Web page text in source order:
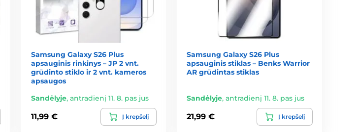
Samsung Galaxy S26 Plus
apsauginis rinkinys – JP 2 vnt.
grūdinto stiklo ir 2 vnt. kameros
apsaugos
Sandėlyje, antradienį 11. 8. pas jus
11,99 € Į krepšelį
Samsung Galaxy S26 Plus
apsauginis stiklas – Benks Warrior
AR grūdintas stiklas
Sandėlyje,antradienį 11. 8. pas jus
21,99 € Į krepšelį